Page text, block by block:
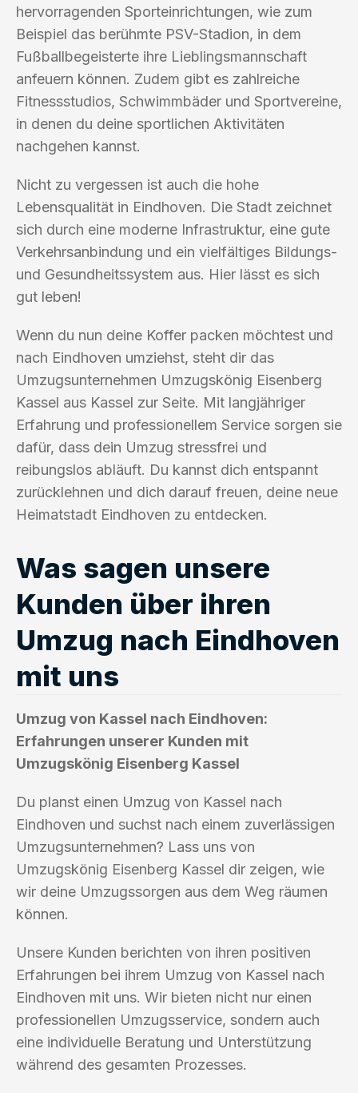
hervorragenden Sporteinrichtungen, wie zum
Beispiel das berühmte PSV-Stadion, in dem
Fußballbegeisterte ihre Lieblingsmannschaft
anfeuern können. Zudem gibt es zahlreiche
Fitnessstudios, Schwimmbäder und Sportvereine,
in denen du deine sportlichen Aktivitäten
nachgehen kannst.
Nicht zu vergessen ist auch die hohe
Lebensqualität in Eindhoven. Die Stadt zeichnet
sich durch eine moderne Infrastruktur, eine gute
Verkehrsanbindung und ein vielfältiges Bildungs-
und Gesundheitssystem aus. Hier lässt es sich
gut leben!
Wenn du nun deine Koffer packen möchtest und
nach Eindhoven umziehst, steht dir das
Umzugsunternehmen Umzugskönig Eisenberg
Kassel aus Kassel zur Seite. Mit langjähriger
Erfahrung und professionellem Service sorgen sie
dafür, dass dein Umzug stressfrei und
reibungslos abläuft. Du kannst dich entspannt
zurücklehnen und dich darauf freuen, deine neue
Heimatstadt Eindhoven zu entdecken.
Was sagen unsere
Kunden über ihren
Umzug nach Eindhoven
mit uns
Umzug von Kassel nach Eindhoven:
Erfahrungen unserer Kunden mit
Umzugskönig Eisenberg Kassel
Du planst einen Umzug von Kassel nach
Eindhoven und suchst nach einem zuverlässigen
Umzugsunternehmen? Lass uns von
Umzugskönig Eisenberg Kassel dir zeigen, wie
wir deine Umzugssorgen aus dem Weg räumen
können.
Unsere Kunden berichten von ihren positiven
Erfahrungen bei ihrem Umzug von Kassel nach
Eindhoven mit uns. Wir bieten nicht nur einen
professionellen Umzugsservice, sondern auch
eine individuelle Beratung und Unterstützung
während des gesamten Prozesses.